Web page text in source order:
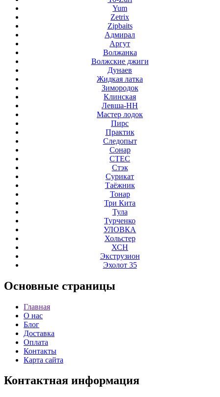
Yum
Zetrix
Zipbaits
Адмирал
Аргут
Волжанка
Волжские джиги
Дунаев
Жидкая латка
Зимородок
Клинская
Левша-НН
Мастер лодок
Пирс
Практик
Следопыт
Сонар
СТЕС
Стэк
Сурикат
Таёжник
Тонар
Три Кита
Тула
Турченко
УЛОВКА
Хольстер
ХСН
Экструзион
Эхолот 35
Основные страницы
Главная
О нас
Блог
Доставка
Оплата
Контакты
Карта сайта
Контактная информация